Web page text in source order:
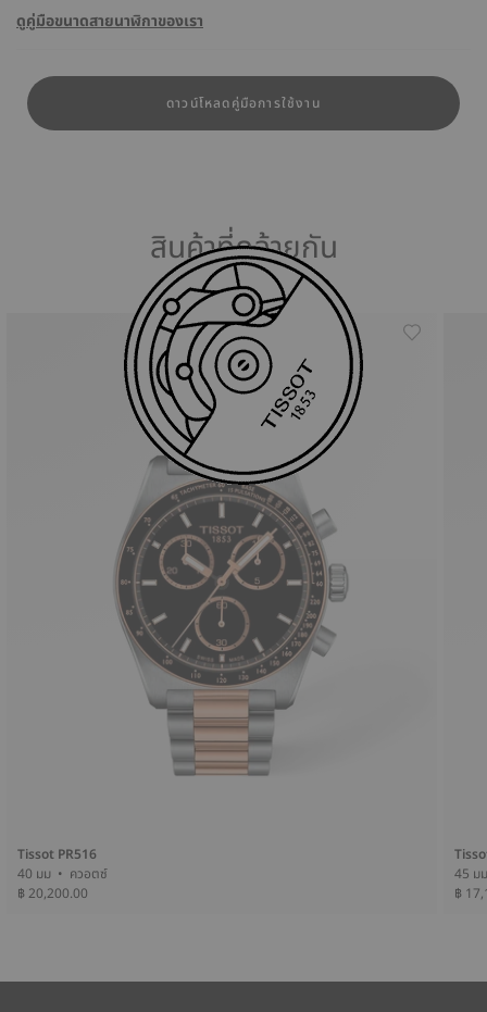
ดูคู่มือขนาดสายนาฬิกาของเรา
ดาวน์โหลดคู่มือการใช้งาน
สินค้าที่คล้ายกัน
Tissot PR516
40 มม • ควอตซ์
฿ 20,200.00
฿